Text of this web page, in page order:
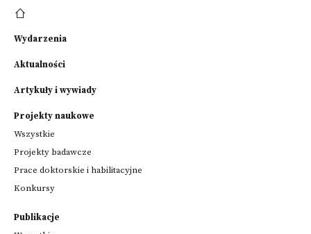
Wydarzenia
Aktualności
Artykuły i wywiady
Projekty naukowe
Wszystkie
Projekty badawcze
Prace doktorskie i habilitacyjne
Konkursy
Publikacje